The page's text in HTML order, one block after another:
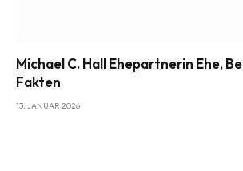
Michael C. Hall Ehepartnerin Ehe,
Fakten
13. JANUAR 2026